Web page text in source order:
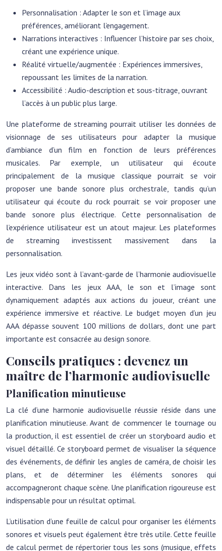
Personnalisation : Adapter le son et l’image aux
préférences, améliorant l’engagement.
Narrations interactives : Influencer l’histoire par ses choix,
créant une expérience unique.
Réalité virtuelle/augmentée : Expériences immersives,
repoussant les limites de la narration.
Accessibilité : Audio-description et sous-titrage, ouvrant
l’accès à un public plus large.
Une plateforme de streaming pourrait utiliser les données de
visionnage de ses utilisateurs pour adapter la musique
d’ambiance d’un film en fonction de leurs préférences
musicales. Par exemple, un utilisateur qui écoute
principalement de la musique classique pourrait se voir
proposer une bande sonore plus orchestrale, tandis qu’un
utilisateur qui écoute du rock pourrait se voir proposer une
bande sonore plus électrique. Cette personnalisation de
l’expérience utilisateur est un atout majeur. Les plateformes
de streaming investissent massivement dans la
personnalisation.
Les jeux vidéo sont à l’avant-garde de l’harmonie audiovisuelle
interactive. Dans les jeux AAA, le son et l’image sont
dynamiquement adaptés aux actions du joueur, créant une
expérience immersive et réactive. Le budget moyen d’un jeu
AAA dépasse souvent 100 millions de dollars, dont une part
importante est consacrée au design sonore.
Conseils pratiques : devenez un
maître de l’harmonie audiovisuelle
Planification minutieuse
La clé d’une harmonie audiovisuelle réussie réside dans une
planification minutieuse. Avant de commencer le tournage ou
la production, il est essentiel de créer un storyboard audio et
visuel détaillé. Ce storyboard permet de visualiser la séquence
des événements, de définir les angles de caméra, de choisir les
plans, et de déterminer les éléments sonores qui
accompagneront chaque scène. Une planification rigoureuse est
indispensable pour un résultat optimal.
L’utilisation d’une feuille de calcul pour organiser les éléments
sonores et visuels peut également être très utile. Cette feuille
de calcul permet de répertorier tous les sons (musique, effets